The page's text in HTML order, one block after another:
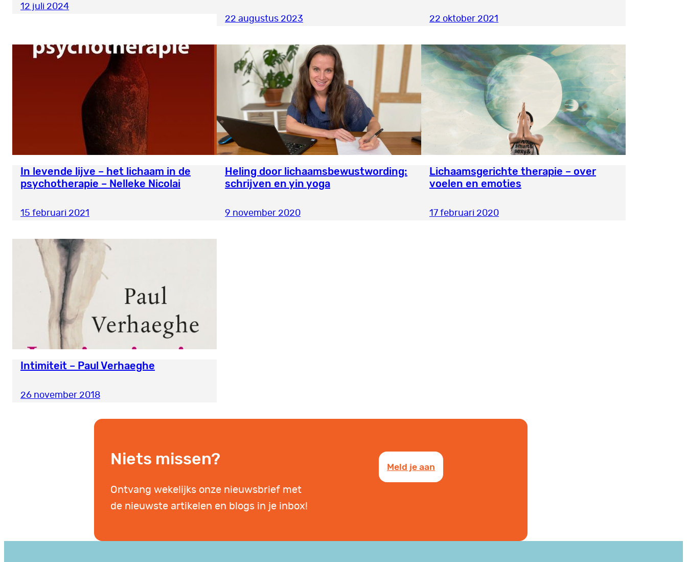
12 juli 2024
22 augustus 2023 22 oktober 2021
In levende lijve – het lichaam in de
psychotherapie – Nelleke Nicolai
15 februari 2021
Heling door lichaamsbewustwording:
schrijven en yin yoga
9 november 2020
Lichaamsgerichte therapie – over
voelen en emoties
17 februari 2020
Intimiteit – Paul Verhaeghe
26 november 2018
Niets missen?
Ontvang wekelijks onze nieuwsbrief met
de nieuwste artikelen en blogs in je inbox!
Meld je aan